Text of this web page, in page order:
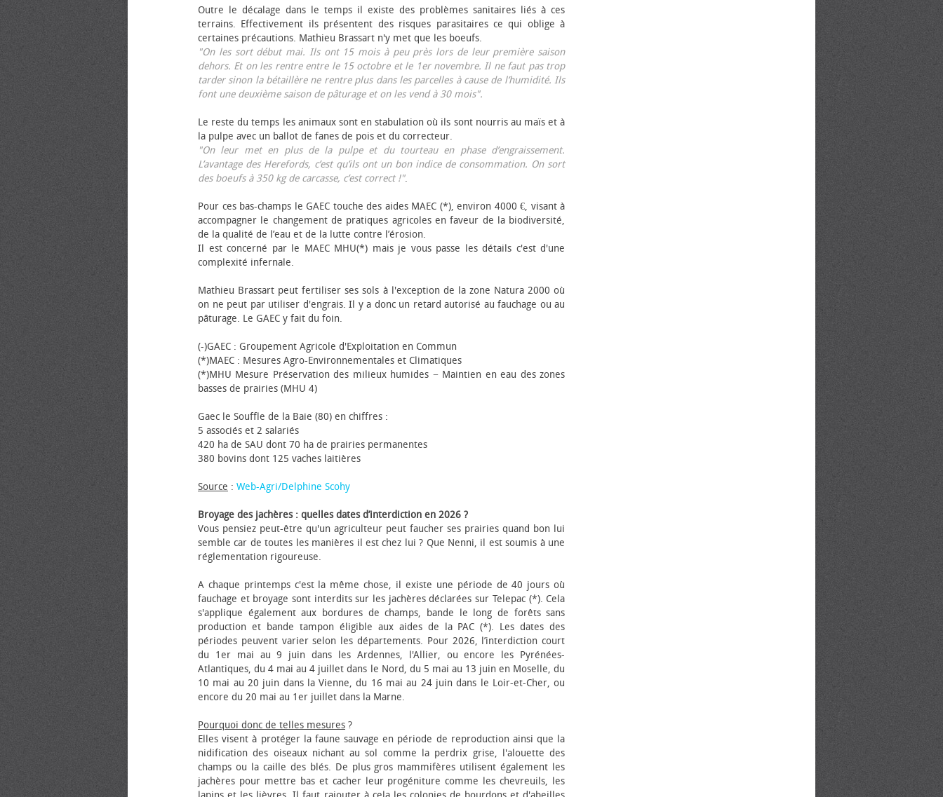
Outre le décalage dans le temps il existe des problèmes sanitaires liés à ces
terrains. Effectivement ils présentent des risques parasitaires ce qui oblige à
certaines précautions. Mathieu Brassart n'y met que les bœufs.
"On les sort début mai. Ils ont 15 mois à peu près lors de leur première saison
dehors. Et on les rentre entre le 15 octobre et le 1er novembre. Il ne faut pas trop
tarder sinon la bétaillère ne rentre plus dans les parcelles à cause de l’humidité. Ils
font une deuxième saison de pâturage et on les vend à 30 mois".
Le reste du temps les animaux sont en stabulation où ils sont nourris au maïs et à
la pulpe avec un ballot de fanes de pois et du correcteur.
"On leur met en plus de la pulpe et du tourteau en phase d’engraissement.
L’avantage des Herefords, c’est qu’ils ont un bon indice de consommation. On sort
des bœufs à 350 kg de carcasse, c’est correct !".
Pour ces bas-champs le GAEC touche des aides MAEC (*), environ 4000 €, visant à
accompagner le changement de pratiques agricoles en faveur de la biodiversité,
de la qualité de l’eau et de la lutte contre l’érosion.
Il est concerné par le MAEC MHU(*) mais je vous passe les détails c'est d'une
complexité infernale.
Mathieu Brassart peut fertiliser ses sols à l'exception de la zone Natura 2000 où
on ne peut par utiliser d'engrais. Il y a donc un retard autorisé au fauchage ou au
pâturage. Le GAEC y fait du foin.
(-)GAEC : Groupement Agricole d'Exploitation en Commun
(*)MAEC : Mesures Agro-Environnementales et Climatiques
(*)MHU Mesure Préservation des milieux humides − Maintien en eau des zones
basses de prairies (MHU 4)
Gaec le Souffle de la Baie (80) en chiffres :
5 associés et 2 salariés
420 ha de SAU dont 70 ha de prairies permanentes
380 bovins dont 125 vaches laitières
Source : Web-Agri/Delphine Scohy
Broyage des jachères : quelles dates d’interdiction en 2026 ?
Vous pensiez peut-être qu'un agriculteur peut faucher ses prairies quand bon lui
semble car de toutes les manières il est chez lui ? Que Nenni, il est soumis à une
réglementation rigoureuse.
A chaque printemps c'est la même chose, il existe une période de 40 jours où
fauchage et broyage sont interdits sur les jachères déclarées sur Telepac (*). Cela
s'applique également aux bordures de champs, bande le long de forêts sans
production et bande tampon éligible aux aides de la PAC (*). Les dates des
périodes peuvent varier selon les départements. Pour 2026, l’interdiction court
du 1er mai au 9 juin dans les Ardennes, l'Allier, ou encore les Pyrénées-
Atlantiques, du 4 mai au 4 juillet dans le Nord, du 5 mai au 13 juin en Moselle, du
10 mai au 20 juin dans la Vienne, du 16 mai au 24 juin dans le Loir-et-Cher, ou
encore du 20 mai au 1er juillet dans la Marne.
Pourquoi donc de telles mesures ?
Elles visent à protéger la faune sauvage en période de reproduction ainsi que la
nidification des oiseaux nichant au sol comme la perdrix grise, l'alouette des
champs ou la caille des blés. De plus gros mammifères utilisent également les
jachères pour mettre bas et cacher leur progéniture comme les chevreuils, les